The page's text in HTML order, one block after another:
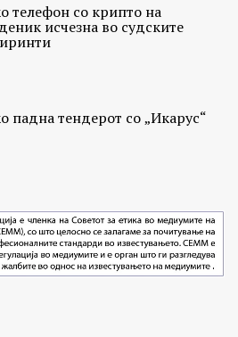
телефон со крипто на
исчезна во судските
падна тендерот со „Икарус“